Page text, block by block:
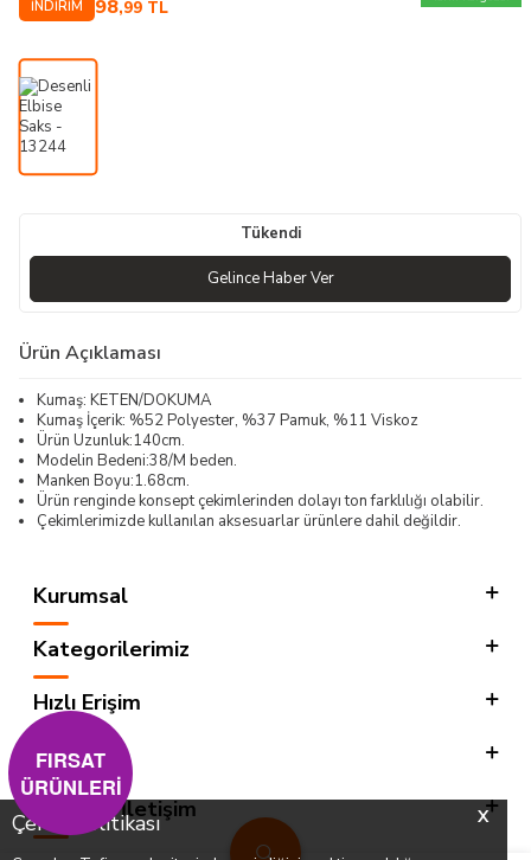
X
Çerez Politikası
İNDIRIM 98,99 TL
Tükendi
Gelince Haber Ver
Ürün Açıklaması
Kumaş: KETEN/DOKUMA
Kumaş İçerik: %52 Polyester, %37 Pamuk, %11 Viskoz
Ürün Uzunluk:140cm.
Modelin Bedeni:38/M beden.
Manken Boyu:1.68cm.
Ürün renginde konsept çekimlerinden dolayı ton farklılığı olabilir.
Çekimlerimizde kullanılan aksesuarlar ürünlere dahil değildir.
Kurumsal
Kategorilerimiz
Hızlı Erişim
Sosyal
Adres & İletişim
FIRSAT
ÜRÜNLERİ